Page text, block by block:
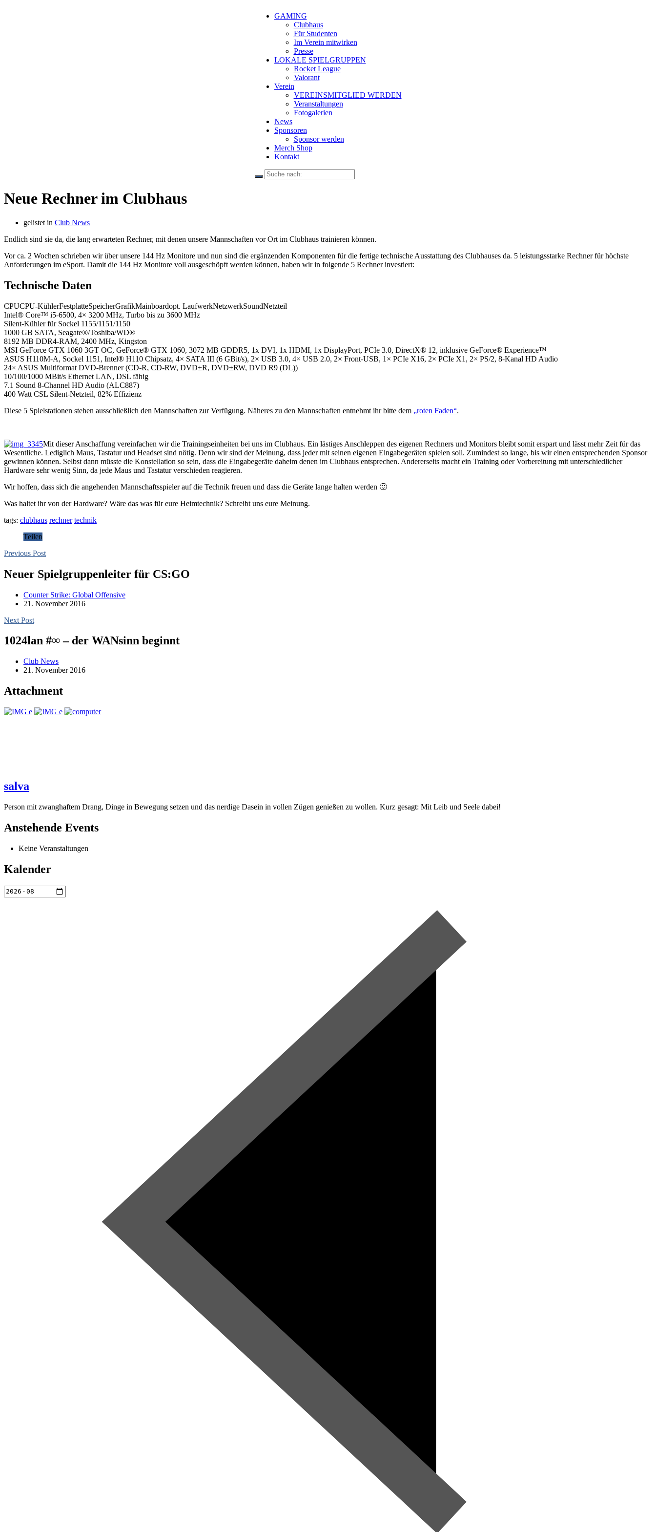
GAMING
Clubhaus
Für Studenten
Im Verein mitwirken
Presse
LOKALE SPIELGRUPPEN
Rocket League
Valorant
Verein
VEREINSMITGLIED WERDEN
Veranstaltungen
Fotogalerien
News
Sponsoren
Sponsor werden
Merch Shop
Kontakt
Neue Rechner im Clubhaus
gelistet in Club News
Endlich sind sie da, die lang erwarteten Rechner, mit denen unsere Mannschaften vor Ort im Clubhaus trainieren können.
Vor ca. 2 Wochen schrieben wir über unsere 144 Hz Monitore und nun sind die ergänzenden Komponenten für die fertige technische Ausstattung des Clubhauses da. 5 leistungsstarke Rechner für höchste
Anforderungen im eSport. Damit die 144 Hz Monitore voll ausgeschöpft werden können, haben wir in folgende 5 Rechner investiert:
Technische Daten
CPUCPU-KühlerFestplatteSpeicherGrafikMainboardopt. LaufwerkNetzwerkSoundNetzteil
Intel® Core™ i5-6500, 4× 3200 MHz, Turbo bis zu 3600 MHz
Silent-Kühler für Sockel 1155/1151/1150
1000 GB SATA, Seagate®/Toshiba/WD®
8192 MB DDR4-RAM, 2400 MHz, Kingston
MSI GeForce GTX 1060 3GT OC, GeForce® GTX 1060, 3072 MB GDDR5, 1x DVI, 1x HDMI, 1x DisplayPort, PCIe 3.0, DirectX® 12, inklusive GeForce® Experience™
ASUS H110M-A, Sockel 1151, Intel® H110 Chipsatz, 4× SATA III (6 GBit/s), 2× USB 3.0, 4× USB 2.0, 2× Front-USB, 1× PCIe X16, 2× PCIe X1, 2× PS/2, 8-Kanal HD Audio
24× ASUS Multiformat DVD-Brenner (CD-R, CD-RW, DVD±R, DVD±RW, DVD R9 (DL))
10/100/1000 MBit/s Ethernet LAN, DSL fähig
7.1 Sound 8-Channel HD Audio (ALC887)
400 Watt CSL Silent-Netzteil, 82% Effizienz
Diese 5 Spielstationen stehen ausschließlich den Mannschaften zur Verfügung. Näheres zu den Mannschaften entnehmt ihr bitte dem „roten Faden“.
Mit dieser Anschaffung vereinfachen wir die Trainingseinheiten bei uns im Clubhaus. Ein lästiges Anschleppen des eigenen Rechners und Monitors bleibt somit erspart und lässt mehr Zeit für das
Wesentliche. Lediglich Maus, Tastatur und Headset sind nötig. Denn wir sind der Meinung, dass jeder mit seinen eigenen Eingabegeräten spielen soll. Zumindest so lange, bis wir einen entsprechenden Sponsor
gewinnen können. Selbst dann müsste die Konstellation so sein, dass die Eingabegeräte daheim denen im Clubhaus entsprechen. Andererseits macht ein Training oder Vorbereitung mit unterschiedlicher
Hardware sehr wenig Sinn, da jede Maus und Tastatur verschieden reagieren.
Wir hoffen, dass sich die angehenden Mannschaftsspieler auf die Technik freuen und dass die Geräte lange halten werden 🙂
Was haltet ihr von der Hardware? Wäre das was für eure Heimtechnik? Schreibt uns eure Meinung.
tags: clubhaus rechner technik
Teilen
Previous Post
Neuer Spielgruppenleiter für CS:GO
Counter Strike: Global Offensive
21. November 2016
Next Post
1024lan #∞ – der WANsinn beginnt
Club News
21. November 2016
Attachment
salva
Person mit zwanghaftem Drang, Dinge in Bewegung setzen und das nerdige Dasein in vollen Zügen genießen zu wollen. Kurz gesagt: Mit Leib und Seele dabei!
Anstehende Events
Keine Veranstaltungen
Kalender